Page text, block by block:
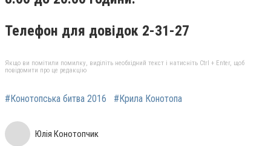
Телефон для довідок 2-31-27
Якщо ви помітили помилку, виділіть необхідний текст і натисніть Ctrl + Enter, щоб
повідомити про це редакцію
#Конотопська битва 2016 #Крила Конотопа
Юлія Конотопчик